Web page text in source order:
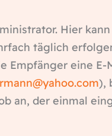
Hier
täglich
Empfänger eine E-
mann@yahoo.com),
an, der einmal